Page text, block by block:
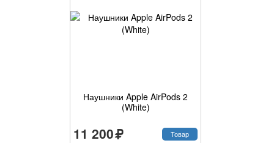
Наушники Apple AirPods 2
(White)
11 200 Товар